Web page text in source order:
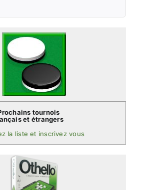
tournois
et étrangers
la liste et inscrivez vous